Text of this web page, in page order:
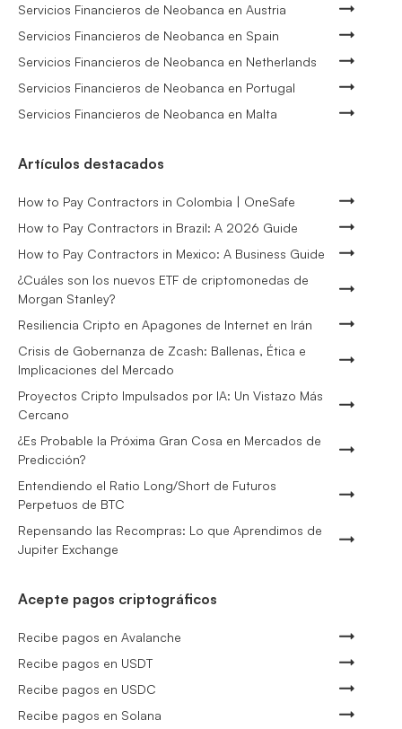
Servicios Financieros de Neobanca en Austria
Servicios Financieros de Neobanca en Spain
Servicios Financieros de Neobanca en Netherlands
Servicios Financieros de Neobanca en Portugal
Servicios Financieros de Neobanca en Malta
Artículos destacados
How to Pay Contractors in Colombia | OneSafe
How to Pay Contractors in Brazil: A 2026 Guide
How to Pay Contractors in Mexico: A Business Guide
¿Cuáles son los nuevos ETF de criptomonedas de
Morgan Stanley?
Resiliencia Cripto en Apagones de Internet en Irán
Crisis de Gobernanza de Zcash: Ballenas, Ética e
Implicaciones del Mercado
Proyectos Cripto Impulsados por IA: Un Vistazo Más
Cercano
¿Es Probable la Próxima Gran Cosa en Mercados de
Predicción?
Entendiendo el Ratio Long/Short de Futuros
Perpetuos de BTC
Repensando las Recompras: Lo que Aprendimos de
Jupiter Exchange
Acepte pagos criptográficos
Recibe pagos en Avalanche
Recibe pagos en USDT
Recibe pagos en USDC
Recibe pagos en Solana